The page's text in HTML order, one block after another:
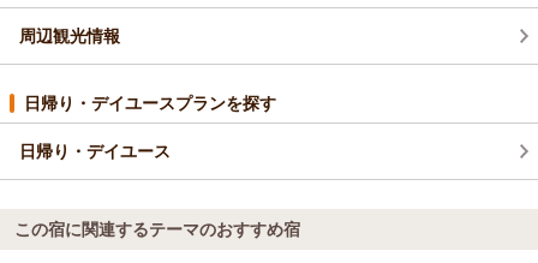
周辺観光情報
日帰り・デイユースプランを探す
日帰り・デイユース
この宿に関連するテーマのおすすめ宿